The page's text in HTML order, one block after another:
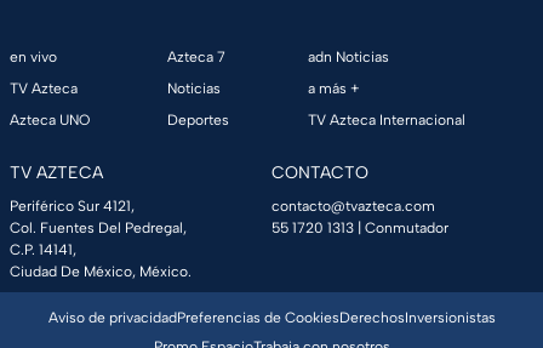
en vivo
TV Azteca
Azteca UNO
Azteca 7
Noticias
Deportes
adn Noticias
a más +
TV Azteca Internacional
TV AZTECA
Periférico Sur 4121,
Col. Fuentes Del Pedregal,
C.P. 14141,
Ciudad De México, México.
CONTACTO
contacto@tvazteca.com
55 1720 1313 | Conmutador
Aviso de privacidadPreferencias de CookiesDerechosInversionistas